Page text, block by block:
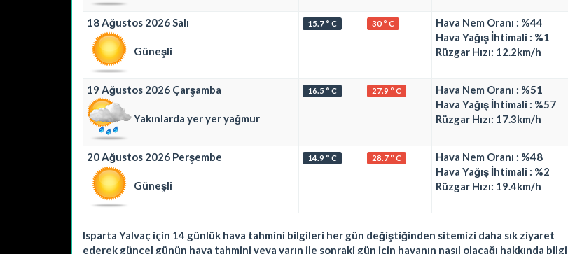
18 Ağustos 2026 Salı
Güneşli
15.7 ° C 30 ° C
Hava Nem Oranı : %44
Hava Yağış İhtimali : %1
Rüzgar Hızı: 12.2km/h
19 Ağustos 2026 Çarşamba
Yakınlarda yer yer yağmur
16.5 ° C 27.9 ° C
Hava Nem Oranı : %51
Hava Yağış İhtimali : %57
Rüzgar Hızı: 17.3km/h
20 Ağustos 2026 Perşembe
Güneşli
14.9 ° C 28.7 ° C
Hava Nem Oranı : %48
Hava Yağış İhtimali : %2
Rüzgar Hızı: 19.4km/h
Isparta Yalvaç için 14 günlük hava tahmini bilgileri her gün değiştiğinden sitemizi daha sık ziyaret
ederek güncel günün hava tahmini veya yarın ile sonraki gün için havanın nasıl olacağı hakkında bilgi